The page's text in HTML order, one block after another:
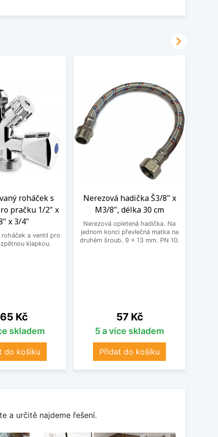
roháček s
pračku 1/2" x
x 3/4"
roháček a ventil pro
klapkou.
Kč
skladem
do košíku
Nerezová hadička Š3/8" x
M3/8", délka 30 cm
Nerezová opletená hadička. Na
jednom konci převlečná matka na
druhém šroub. 9 x 13 mm. PN 10.
Cena
57 Kč
5 a více skladem
Přidat do košíku

a určitě najdeme řešení.